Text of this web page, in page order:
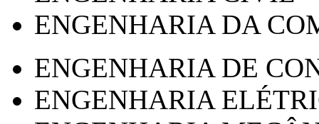
ENGENHARIA DA
ENGENHARIA DE
ENGENHARIA